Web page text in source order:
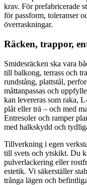
krav. För prefabricerade
för passform, toleranser
överraskningar.
Räcken, trappor,
Smidesräcken ska vara
till balkong, terrass och
rundstång, plattstål,
måttanpassas och
kan levereras som raka,
plåt eller trä – och med
Entresoler och ramper
med halkskydd och
Tillverkning i egen
till svets och ytskikt. Du
pulverlackering eller
estetik. Vi säkerställer
trånga lägen och